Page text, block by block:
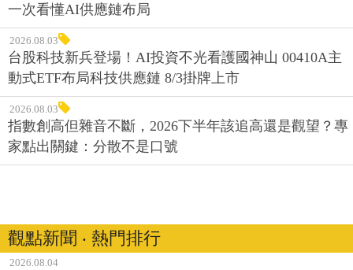
一次看懂AI供應鏈布局
2026.08.03
台股科技新兵登場！AI投資不光看護國神山 00410A主
動式ETF布局科技供應鏈 8/3掛牌上市
2026.08.03
指數創高但雜音不斷，2026下半年該追高還是觀望？專
家點出關鍵：分散不是口號
觀點新聞 ‧ 熱門排行
2026.08.04